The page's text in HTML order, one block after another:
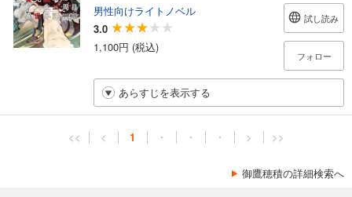
男性向けライトノベル
3.0
1,100円 (税込)
試し読み
フォロー
あらすじを表示する
<< < 1 ・ ・ ・ > >>
御鷹穂積の詳細検索へ